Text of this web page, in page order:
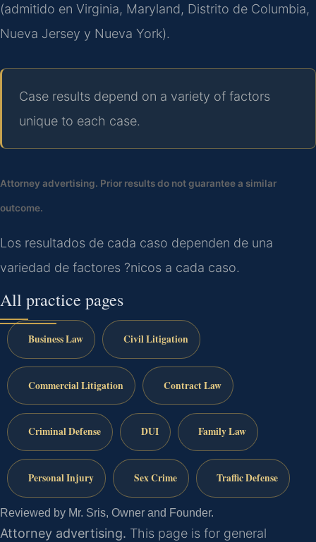
(admitido en Virginia, Maryland, Distrito de Columbia,
Nueva Jersey y Nueva York).
Case results depend on a variety of factors
unique to each case.
Attorney advertising. Prior results do not guarantee a similar
outcome.
Los resultados de cada caso dependen de una
variedad de factores ?nicos a cada caso.
All practice pages
Business Law Civil Litigation
Commercial Litigation Contract Law
Criminal Defense DUI Family Law
Personal Injury Sex Crime Traffic Defense
Reviewed by Mr. Sris, Owner and Founder.
Attorney advertising. This page is for general